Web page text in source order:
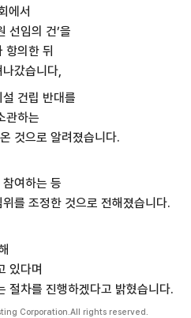
에서
선임의 건’을
항의한 뒤
갔습니다,
건립 반대를
관하는
것으로 알려졌습니다.
여하는 등
를 조정한 것으로 전해졌습니다.
있다며
절차를 진행하겠다고 밝혔습니다.
Corporation.All rights reserved.